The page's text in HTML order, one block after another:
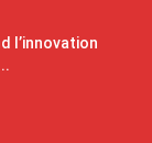
l’innovation